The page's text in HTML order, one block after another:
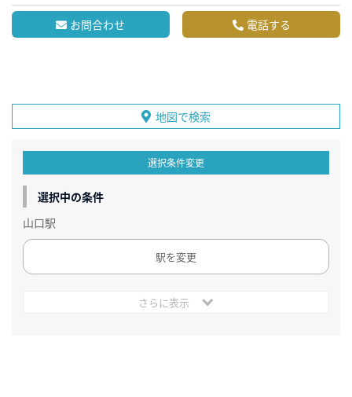
お問合わせ 電話する
地図で検索
選択条件変更
選択中の条件
山口駅
駅を変更
さらに表示